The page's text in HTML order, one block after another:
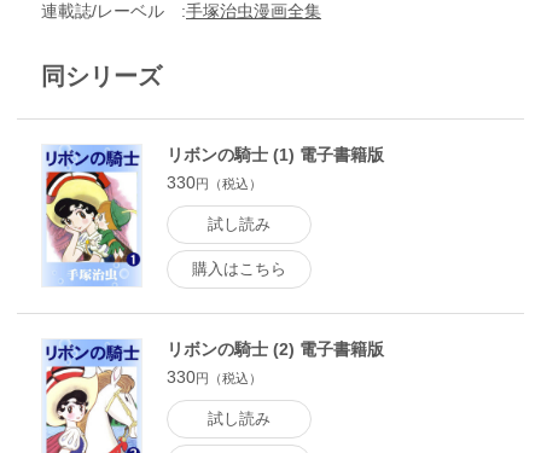
連載誌/レーベル
手塚治虫漫画全集
同シリーズ
リボンの騎士 (1) 電子書籍版
330円（税込）
試し読み
購入はこちら
リボンの騎士 (2) 電子書籍版
330円（税込）
試し読み